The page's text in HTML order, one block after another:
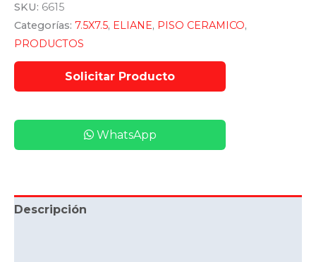
SKU: 6615
Categorías: 7.5X7.5, ELIANE, PISO CERAMICO,
PRODUCTOS
WhatsApp
Descripción